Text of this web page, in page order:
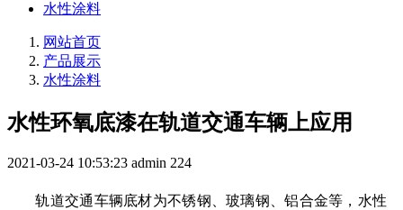
水性涂料
网站首页
产品展示
水性涂料
水性环氧底漆在轨道交通车辆上应用
2021-03-24 10:53:23 admin 224
轨道交通车辆底材为不锈钢、玻璃钢、铝合金等，水性